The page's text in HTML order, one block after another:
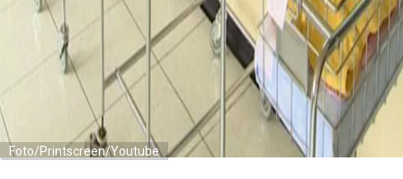
Foto/Printscreen/Youtube